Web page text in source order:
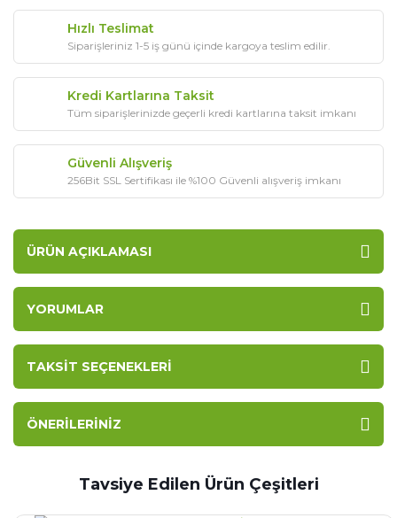
Hızlı Teslimat
Siparişleriniz 1-5 iş günü içinde kargoya teslim edilir.
Kredi Kartlarına Taksit
Tüm siparişlerinizde geçerli kredi kartlarına taksit imkanı
Güvenli Alışveriş
256Bit SSL Sertifikası ile %100 Güvenli alışveriş imkanı
ÜRÜN AÇIKLAMASI
YORUMLAR
TAKSIT SEÇENEKLERI
ÖNERILERINIZ
Tavsiye Edilen Ürün Çeşitleri